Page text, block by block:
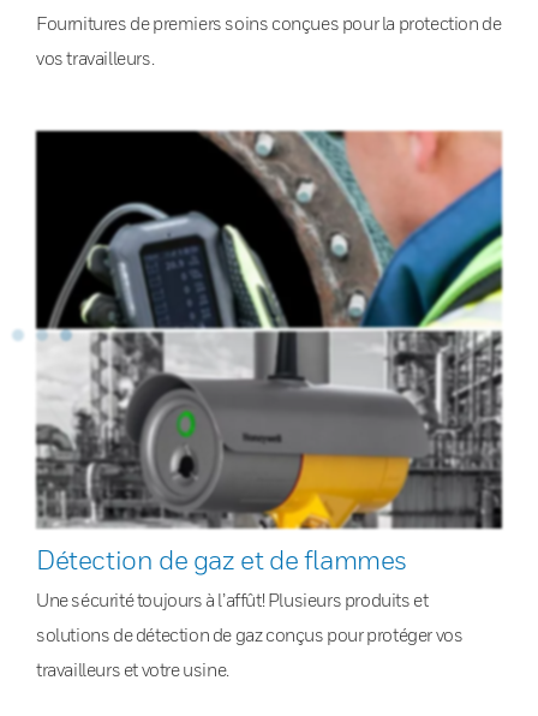
Fournitures de premiers soins conçues pour la protection de
vos travailleurs.
Détection de gaz et de flammes
Une sécurité toujours à l’affût! Plusieurs produits et
solutions de détection de gaz conçus pour protéger vos
travailleurs et votre usine.